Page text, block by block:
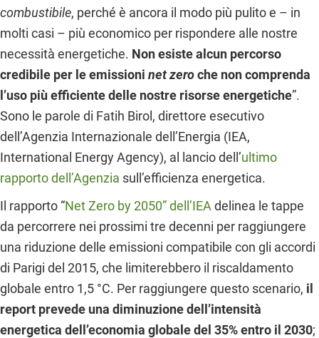
combustibile, perché è ancora il modo più pulito e – in
molti casi – più economico per rispondere alle nostre
necessità energetiche. Non esiste alcun percorso
credibile per le emissioni net zeroche non comprenda
l’uso più efficiente delle nostre risorse energetiche”.
Sono le parole di Fatih Birol, direttore esecutivo
dell’Agenzia Internazionale dell’Energia (IEA,
International Energy Agency), al lancio dell’ultimo
rapporto dell’Agenzia sull’efficienza energetica.
Il rapporto “Net Zero by 2050” dell’IEA delinea le tappe
da percorrere nei prossimi tre decenni per raggiungere
una riduzione delle emissioni compatibile con gli accordi
di Parigi del 2015, che limiterebbero il riscaldamento
globale entro 1,5 °C. Per raggiungere questo scenario, il
report prevede una diminuzione dell’intensità
energetica dell’economia globale del 35% entro il 2030;